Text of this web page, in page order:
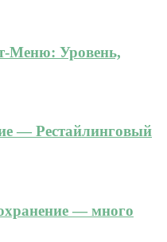
Меню: Уровень,
— Рестайлинговый
— много